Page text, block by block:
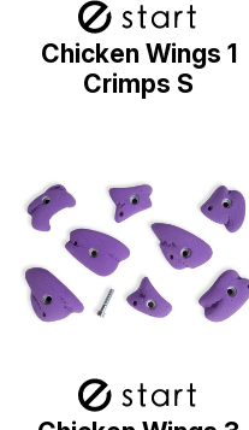
Chicken Wings 1
Crimps S